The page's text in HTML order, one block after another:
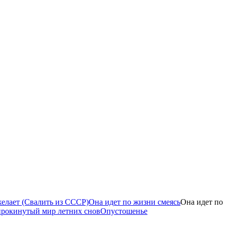
(Свалить из СССР)Она идет по жизни смеясьОна идет по
мир летних сновОпустошенье